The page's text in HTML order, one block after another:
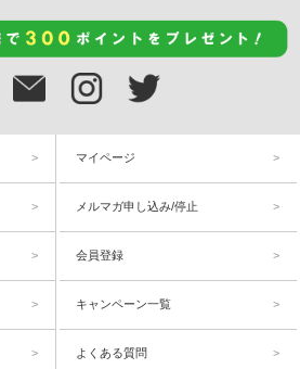
マイページ
メルマガ申し込み/停止
会員登録
キャンペーン一覧
よくある質問